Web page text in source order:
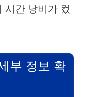
시간 낭비가 컸
부 정보 확